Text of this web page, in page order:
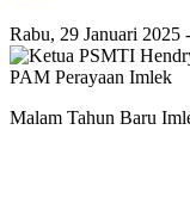
Rabu, 29 Januari
Malam Tahun Baru